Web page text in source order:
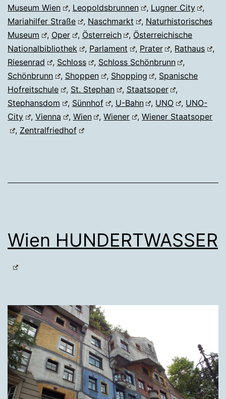
Museum Wien
, Leopoldsbrunnen , Lugner City
,
Mariahilfer Straße
, Naschmarkt , Naturhistorisches
Museum
, Oper , Österreich , Österreichische
Nationalbibliothek
, Parlament , Prater , Rathaus
,
Riesenrad
, Schloss , Schloss Schönbrunn
,
Schönbrunn
, Shoppen , Shopping , Spanische
Hofreitschule
, St. Stephan , Staatsoper
,
Stephansdom
, Sünnhof , U-Bahn , UNO , UNO-
City
, Vienna , Wien ,Wiener ,Wiener Staatsoper
, Zentralfriedhof
Wien HUNDERTWASSER